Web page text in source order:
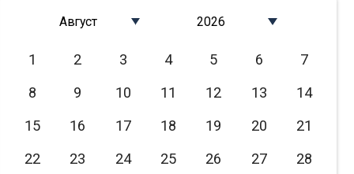
Август
Март
Апрель
Июнь
2026
2024
2023
2021
1 2 3 4 5 6
7
8
9 10 11 12 13
14
15
16 17 18 19 20
21
22
23 24 25 26 27
28